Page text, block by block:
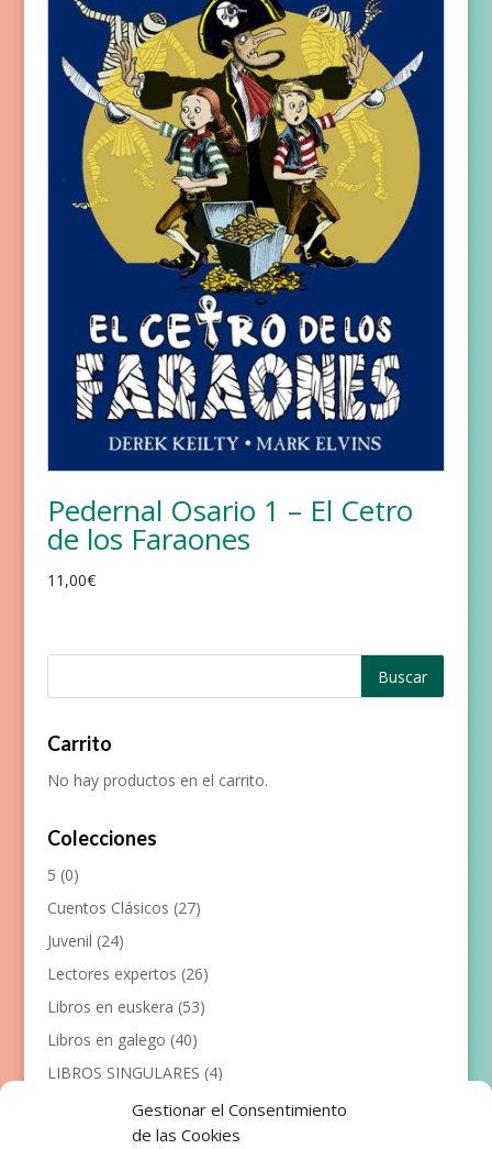
Gestionar el Consentimiento
de las Cookies
Pedernal Osario 1 – El Cetro
de los Faraones
11,00€
Carrito
No hay productos en el carrito.
Colecciones
5 (0)
Cuentos Clásicos (27)
Juvenil (24)
Lectores expertos (26)
Libros en euskera (53)
Libros en galego (40)
LIBROS SINGULARES (4)
Llibres en català (117)
Manualidades (53)